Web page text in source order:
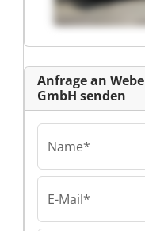
Anfrage an
GmbH senden
Name*
E-Mail*